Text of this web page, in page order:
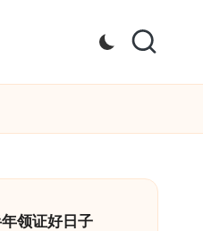
领证好日子